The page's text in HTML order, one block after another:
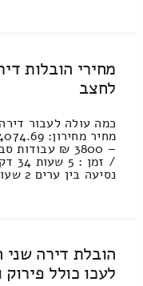
מחירי הובלות
לחצב
כמה עולה לעבור
נסיעה בין ערים 2 שעות , 3 [...]
הובלת דירה
לעכו כולל